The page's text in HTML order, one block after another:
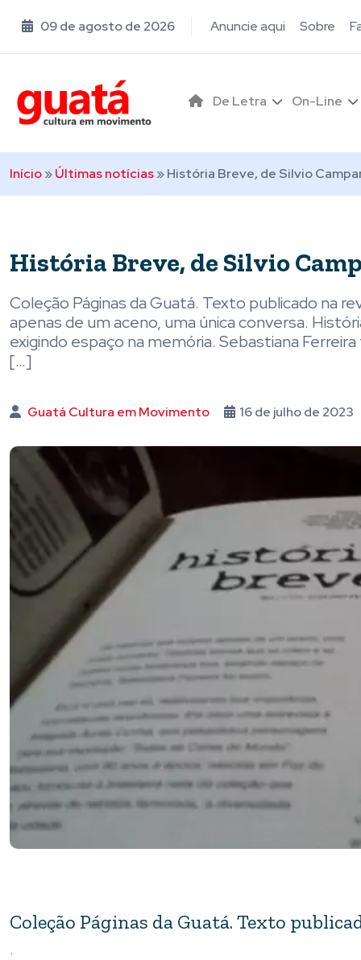
09 de agosto de 2026 Anuncie aqui Sobre
De Letra On-Line
Início»Últimas notícias»História Breve, de Silvio
História Breve, de Silvio
Coleção Páginas da Guatá. Texto publicado na
apenas de um aceno, uma única conversa.
exigindo espaço na memória. Sebastiana
[…]
Guatá Cultura em Movimento 16 de julho de 2023
Coleção Páginas da Guatá. Texto
.